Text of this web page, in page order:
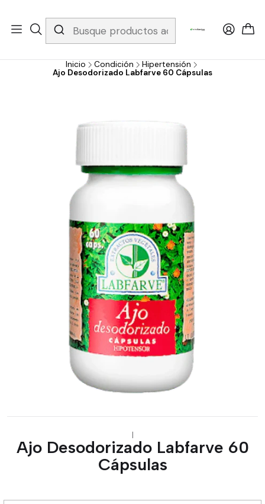
Whatsapp 3229079958/ Fijo 6019251796 / Envios a todo el país y
gratis apartir de 199.000!
Inicio Condición
Hipertensión
Ajo Desodorizado Labfarve 60 Cápsulas
|
Ajo Desodorizado Labfarve 60
Cápsulas